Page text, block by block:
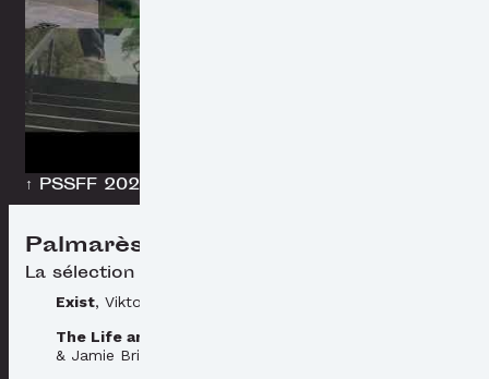
↑ PSSFF 2025 programmation officielle
Palmarès
La sélection officielle
Exist, Viktor Telegin & Markus Bengtsson
The Life and Death of Westerly Windina
& Jamie Brisick